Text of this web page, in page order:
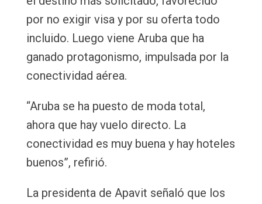
por no exigir visa y por su oferta todo
incluido. Luego viene Aruba que ha
ganado protagonismo, impulsada por la
conectividad aérea.
“Aruba se ha puesto de moda total,
ahora que hay vuelo directo. La
conectividad es muy buena y hay hoteles
buenos”, refirió.
La presidenta de Apavit señaló que los